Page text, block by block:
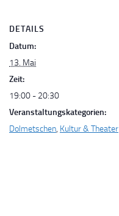
DETAILS
Datum:
13. Mai
Zeit:
19:00 - 20:30
Veranstaltungskategorien:
Dolmetschen, Kultur & Theater